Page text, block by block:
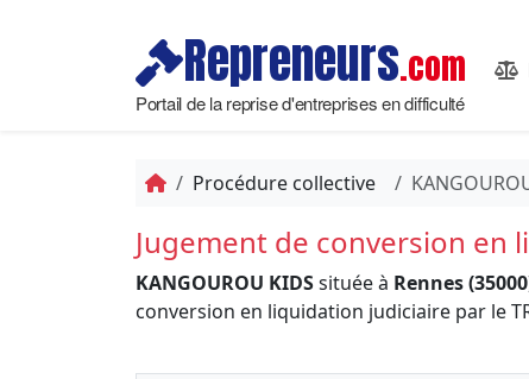
Repreneurs.com
Portail de la reprise d'entreprises en difficulté
Procédure collective
Jugement de conversion en
KANGOUROU KIDSsituée à Rennes
conversion en liquidation judiciaire par le